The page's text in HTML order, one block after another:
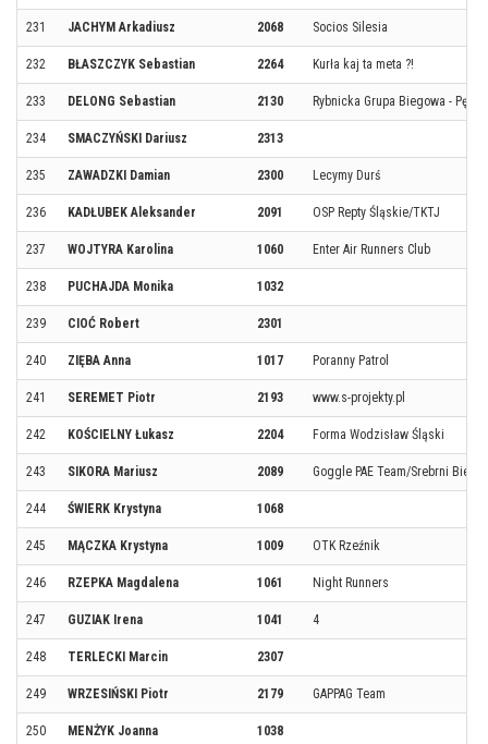
231 JACHYM Arkadiusz 2068 Socios Silesia
232 BŁASZCZYK Sebastian 2264 Kurła kaj ta meta ?!
233 DELONG Sebastian 2130 Rybnicka Grupa Biegowa -
234 SMACZYŃSKI Dariusz 2313
235 ZAWADZKI Damian 2300 Lecymy Durś
236 KADŁUBEK Aleksander 2091 OSP Repty Śląskie/TKTJ
237 WOJTYRA Karolina 1060 Enter Air Runners Club
238 PUCHAJDA Monika 1032
239 CIOĆ Robert 2301
240 ZIĘBA Anna 1017 Poranny Patrol
241 SEREMET Piotr 2193 www.s-projekty.pl
242 KOŚCIELNY Łukasz 2204 Forma Wodzisław Śląski
243 SIKORA Mariusz 2089 Goggle PAE Team/Srebrni
244 ŚWIERK Krystyna 1068
245 MĄCZKA Krystyna 1009 OTK Rzeźnik
246 RZEPKA Magdalena 1061 Night Runners
247 GUZIAK Irena 1041 4
248 TERLECKI Marcin 2307
249 WRZESIŃSKI Piotr 2179 GAPPAG Team
250 MENŻYK Joanna 1038